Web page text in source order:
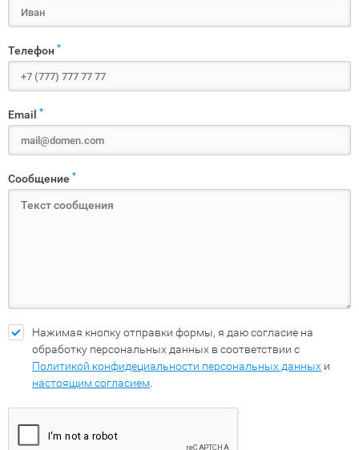
Телефон *
Email *
Сообщение *
Нажимая кнопку отправки формы, я даю согласие на
обработку персональных данных в соответствии с
Политикой конфидециальности персональных данных и
настоящим согласием